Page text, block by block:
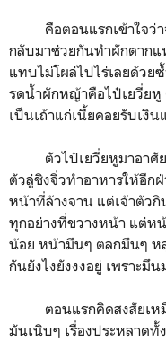
คือตอนแรกเข้าใจว่าจ
กลับมาช่วยกันทำผักตากแ
แทบไม่โผล่ไปไร่เลยด้วย
รดน้ำผักหญ้าคือไป๋เยวี่ยหู
เป็นเถ้าแก่เนี้ยคอยรับเงิ
ตัวไป๋เยวี่ยหูมาอาศัยบ้
ตัวลู่ชิงจิ่วทำอาหารให้อีก
หน้าที่ล้างจาน แต่เจ้าตัว
ทุกอย่างที่ขวางหน้า แต่ห
น้อย หน้ามึนๆ ตลกมึนๆ ห
กันยังไงยังงงอยู่ เพราะมึน
ตอนแรกคิดสงสัยเหมือ
มันเนิบๆ เรื่องประหลาด